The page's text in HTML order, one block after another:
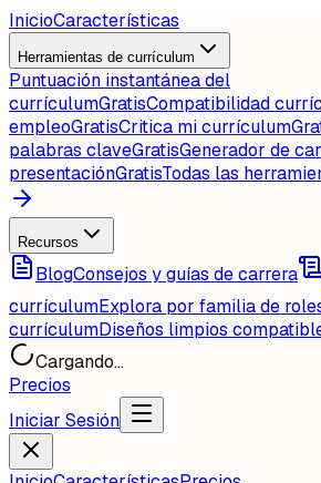
InicioCaracterísticas
Herramientas de currículum
Puntuación instantánea del
currículumGratisCompatibilidad
empleoGratisCritica mi currículum
palabras claveGratisGenerador de
presentaciónGratisTodas las
Recursos
BlogConsejos y guías de carrera
currículumExplora por familia de
currículumDiseños limpios
Cargando...
Precios
Iniciar Sesión